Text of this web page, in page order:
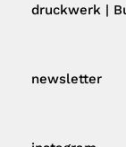
druckwerk |
newsletter